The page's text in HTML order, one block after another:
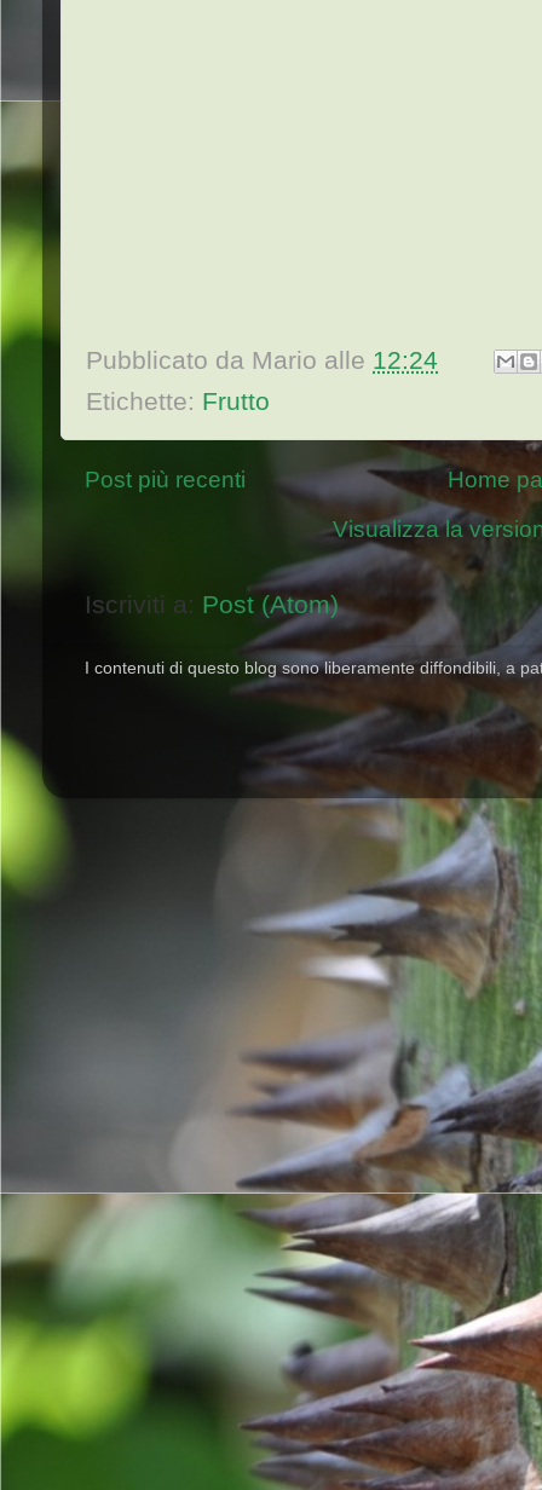
Pubblicato da Mario alle 12:24
Etichette: Frutto
Post più recenti
Home
Visualizza la
Iscriviti a: Post (Atom)
I contenuti di questo blog sono liberamente diffondibili, a